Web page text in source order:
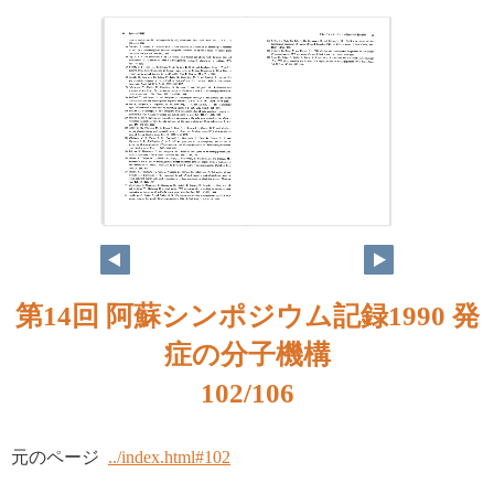
第14回 阿蘇シンポジウム記録1990 発
症の分子機構
102/106
元のページ ../index.html#102